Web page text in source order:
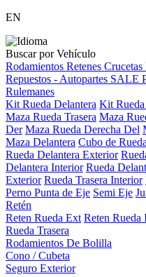
EN
Buscar por Vehículo
Rodamientos Retenes Crucetas
Repuestos - Autopartes SALE
Rulemanes
Kit Rueda Delantera Kit Rueda
Maza Rueda Trasera Maza
Der Maza Rueda Derecha Del
Maza Delantera Cubo de
Rueda Delantera Exterior
Delantera Interior Rueda
Exterior Rueda Trasera Interior
Perno Punta de Eje Semi Eje
Retén
Reten Rueda Ext Reten Rueda
Rueda Trasera
Rodamientos De Bolilla
Cono / Cubeta
Seguro Exterior